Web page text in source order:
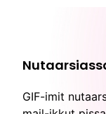
GIF-imit